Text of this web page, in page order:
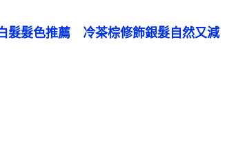
髮髮色推薦　冷茶棕修飾銀髮自然又減